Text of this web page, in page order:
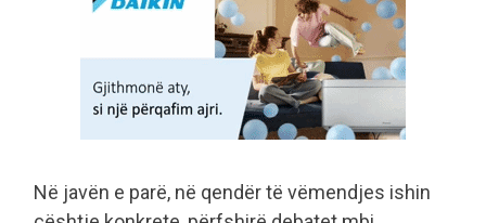
Në javën e parë, në qendër të vëmendjes ishin